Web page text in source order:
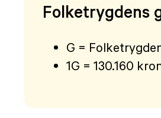
Folketrygdens
G =
1G = 130.160